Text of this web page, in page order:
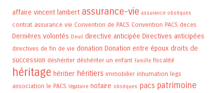
affaire vincent lambert assurance-vie assurance obsèques
contrat assurance vie Convention de PACS Convention PACS deces
Dernières volontés Deuil directive anticipée Directives anticipées
directives de fin de vie donation Donation entre époux droits de
succession déshériter déshériter un enfant Famille fiscalité
héritage héritier héritiers immobilier inhumation legs
association le PACS légataire notaire obsèques pacs patrimoine